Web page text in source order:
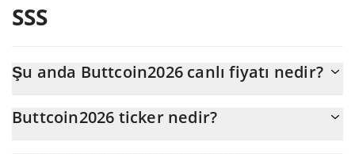
SSS
Şu anda Buttcoin2026 canlı fiyatı nedir?
0,000365'dır
Buttcoin2026 ticker nedir?